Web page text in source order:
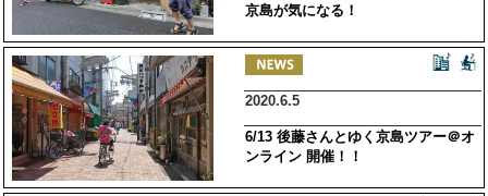
京島が気になる！
2020.6.5
6/13 後藤さんとゆく京島ツアー＠オ
ンライン 開催！！